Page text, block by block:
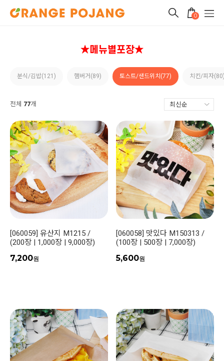
0
★메뉴별포장★
분식/김밥(121) 햄버거(89) 토스트/샌드위치(77) 치킨/피자
전체 77개
[060059] 유산지 M1215 /
(200장 | 1,000장 | 9,000장)
7,200원
[060058] 맛있다 M150313 /
(100장 | 500장 | 7,000장)
5,600원